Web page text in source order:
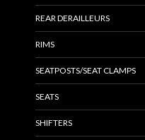
REAR DERAILLEURS
RIMS
SEATPOSTS/SEAT CLAMPS
SEATS
SHIFTERS